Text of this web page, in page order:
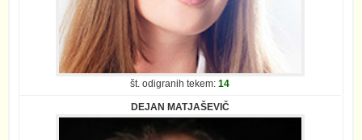
št. odigranih tekem:14
DEJAN MATJAŠEVIČ